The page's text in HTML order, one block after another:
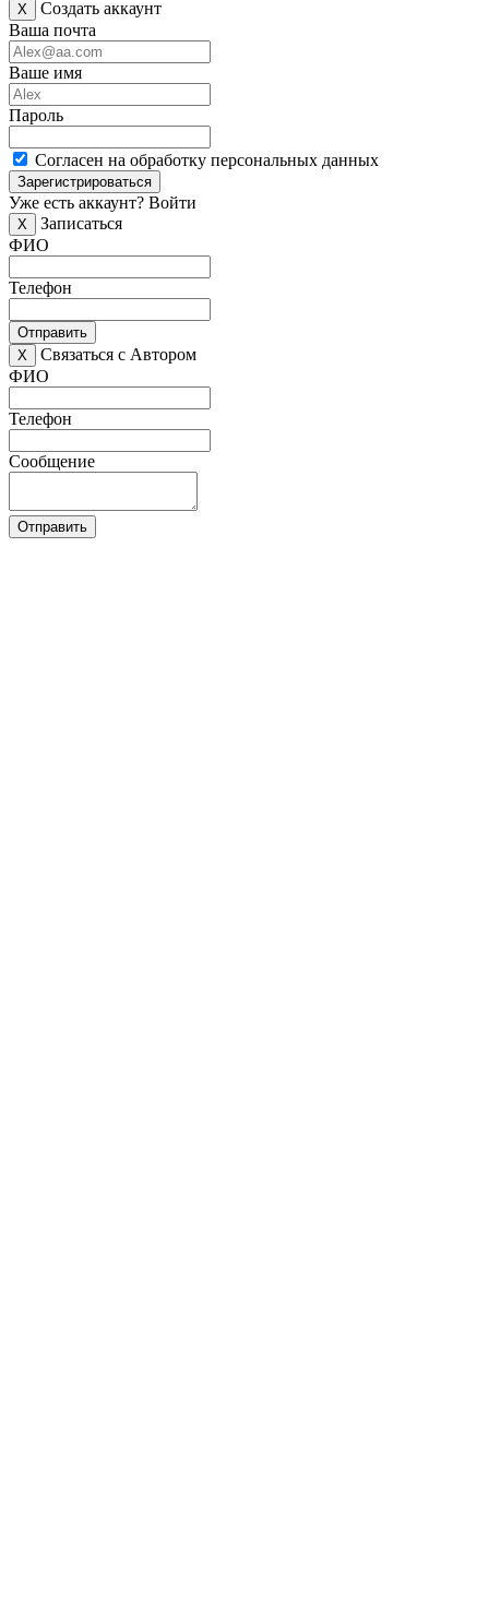
X
Создать аккаунт
Ваша почта
Ваше имя
Пароль
Согласен на обработку персональных данных
Зарегистрироваться
Уже есть аккаунт? Войти
X
Записаться
ФИО
Телефон
Отправить
X
Связаться с Автором
ФИО
Телефон
Сообщение
Отправить